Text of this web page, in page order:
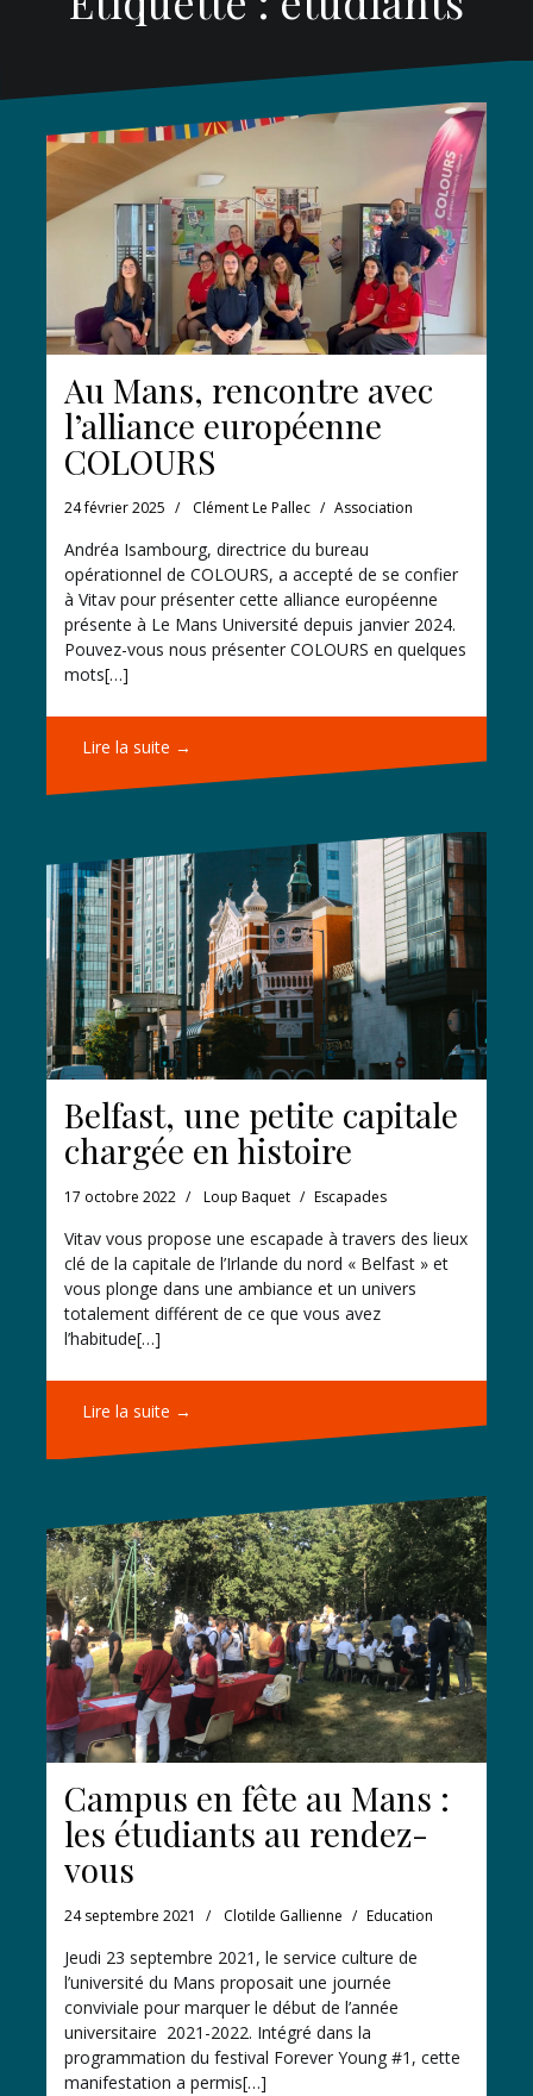
Au Mans, rencontre avec
l’alliance européenne
COLOURS
24 février 2025 Clément Le Pallec Association
Andréa Isambourg, directrice du bureau
opérationnel de COLOURS, a accepté de se confier
à Vitav pour présenter cette alliance européenne
présente à Le Mans Université depuis janvier 2024.
Pouvez-vous nous présenter COLOURS en quelques
mots[…]
Lire la suite →
Belfast, une petite capitale
chargée en histoire
17 octobre 2022 Loup Baquet Escapades
Vitav vous propose une escapade à travers des lieux
clé de la capitale de l’Irlande du nord « Belfast » et
vous plonge dans une ambiance et un univers
totalement différent de ce que vous avez
l’habitude[…]
Lire la suite →
Campus en fête au Mans :
les étudiants au rendez-
vous
24 septembre 2021 Clotilde Gallienne Education
Jeudi 23 septembre 2021, le service culture de
l’université du Mans proposait une journée
conviviale pour marquer le début de l’année
universitaire 2021-2022. Intégré dans la
programmation du festival Forever Young #1, cette
manifestation a permis[…]